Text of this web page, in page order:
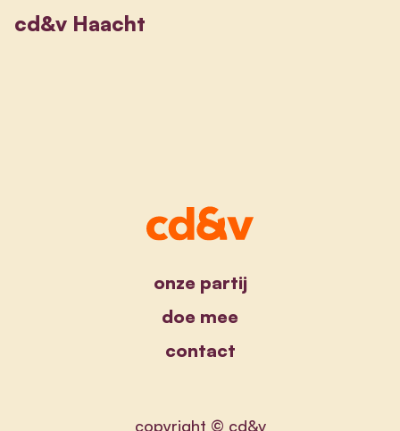
cd&v Haacht
onze partij
doe mee
contact
copyright © cd&v